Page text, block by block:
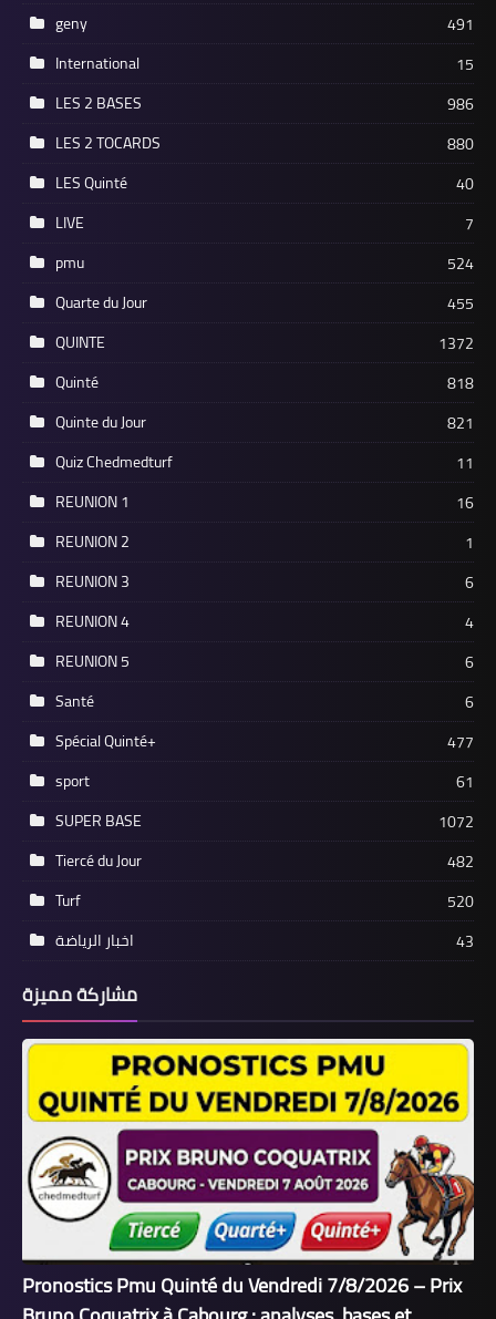
geny
491
International
15
LES 2 BASES
986
LES 2 TOCARDS
880
LES Quinté
40
LIVE
7
pmu
524
Quarte du Jour
455
QUINTE
1372
Quinté
818
Quinte du Jour
821
Quiz Chedmedturf
11
REUNION 1
16
REUNION 2
1
REUNION 3
6
REUNION 4
4
REUNION 5
6
Santé
6
Spécial Quinté+
477
sport
61
SUPER BASE
1072
Tiercé du Jour
482
Turf
520
اخبار الرياضة
43
مشاركة مميزة
Pronostics Pmu Quinté du Vendredi 7/8/2026 – Prix